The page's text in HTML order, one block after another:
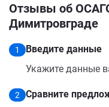
Отзывы об
Димитровграде
1
Введите данные
Укажите данные
2
Сравните